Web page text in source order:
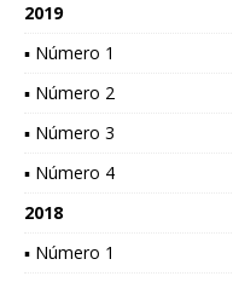
2019
▪ Número 1
▪ Número 2
▪ Número 3
▪ Número 4
2018
▪ Número 1